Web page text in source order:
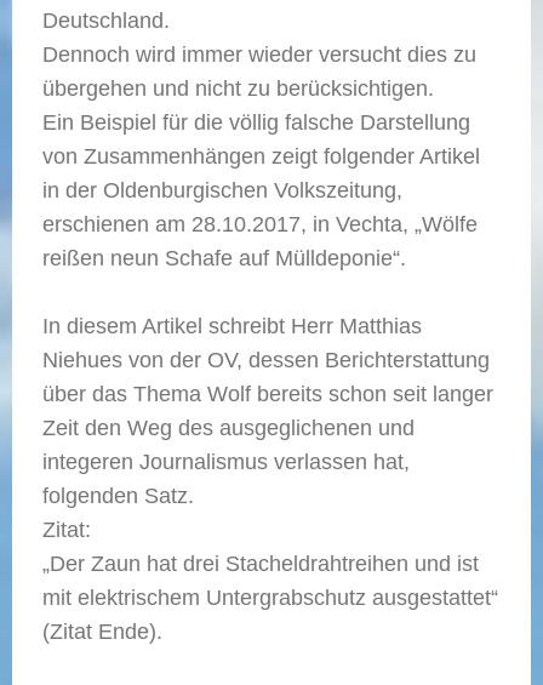
Deutschland.
Dennoch wird immer wieder versucht dies zu
übergehen und nicht zu berücksichtigen.
Ein Beispiel für die völlig falsche Darstellung
von Zusammenhängen zeigt folgender Artikel
in der Oldenburgischen Volkszeitung,
erschienen am 28.10.2017, in Vechta, „Wölfe
reißen neun Schafe auf Mülldeponie“.
In diesem Artikel schreibt Herr Matthias
Niehues von der OV, dessen Berichterstattung
über das Thema Wolf bereits schon seit langer
Zeit den Weg des ausgeglichenen und
integeren Journalismus verlassen hat,
folgenden Satz.
Zitat:
„Der Zaun hat drei Stacheldrahtreihen und ist
mit elektrischem Untergrabschutz ausgestattet“
(Zitat Ende).